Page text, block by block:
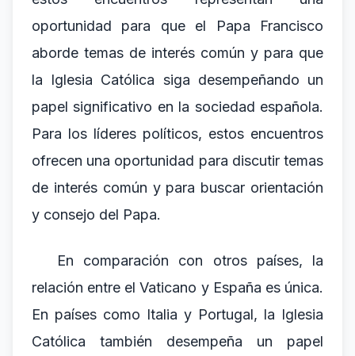
oportunidad para que el Papa Francisco
aborde temas de interés común y para que
la Iglesia Católica siga desempeñando un
papel significativo en la sociedad española.
Para los líderes políticos, estos encuentros
ofrecen una oportunidad para discutir temas
de interés común y para buscar orientación
y consejo del Papa.
En comparación con otros países, la
relación entre el Vaticano y España es única.
En países como Italia y Portugal, la Iglesia
Católica también desempeña un papel